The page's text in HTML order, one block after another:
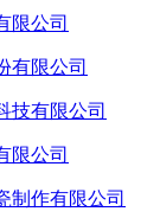
限公司
有限公司
技有限公司
限公司
制作有限公司